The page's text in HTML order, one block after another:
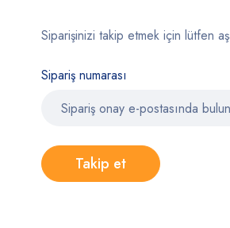
Siparişinizi takip etmek için lütfen
Sipariş numarası
Takip et